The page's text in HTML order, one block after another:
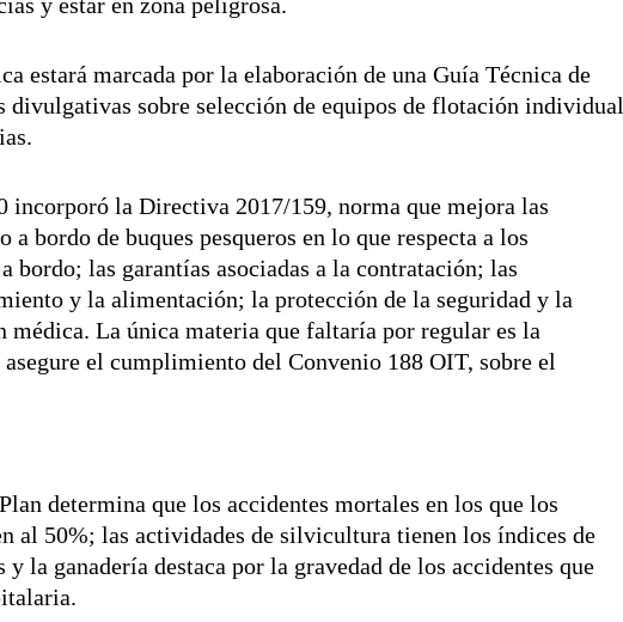
estará marcada por la elaboración de una Guía Técnica de
divulgativas sobre selección de equipos de flotación individual
incorporó la Directiva 2017/159, norma que mejora las
bordo de buques pesqueros en lo que respecta a los
bordo; las garantías asociadas a la contratación; las
y la alimentación; la protección de la seguridad y la
médica. La única materia que faltaría por regular es la
el cumplimiento del Convenio 188 OIT, sobre el
determina que los accidentes mortales en los que los
al 50%; las actividades de silvicultura tienen los índices de
la ganadería destaca por la gravedad de los accidentes que